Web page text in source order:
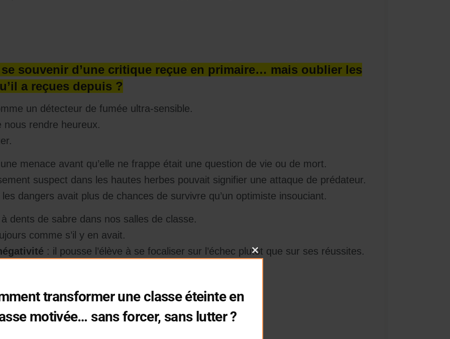
souvenir d’une critique reçue en primaire… mais oublier les
a reçues depuis ?
un détecteur de fumée ultra-sensible.
nous rendre heureux.
menace avant qu’elle ne frappe était une question de vie ou de mort.
suspect dans les hautes herbes pouvait signifier une attaque de prédateur.
dangers avait plus de chances de survivre qu’un optimiste insouciant.
à dents de sabre dans nos salles de classe.
comme s’il y en avait.
: il pousse l’élève à se focaliser sur l’échec plutôt que sur ses réussites.
son cerveau traite cela comme une alerte rouge.
la hauteur. Attention, danger ! »
du cerveau que la douleur physique.
Close
transformer une classe éteinte en
motivée… sans forcer, sans lutter ?